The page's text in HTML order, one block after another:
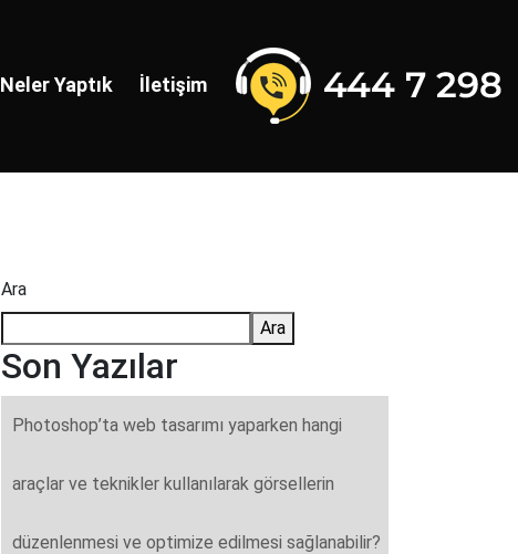
Neler Yaptık İletişim
Ara
Ara
Son Yazılar
Photoshop’ta web tasarımı yaparken hangi
araçlar ve teknikler kullanılarak görsellerin
düzenlenmesi ve optimize edilmesi sağlanabilir?